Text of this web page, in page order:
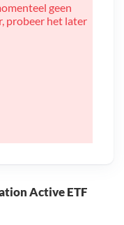
Active ETF
geen
probeer het later